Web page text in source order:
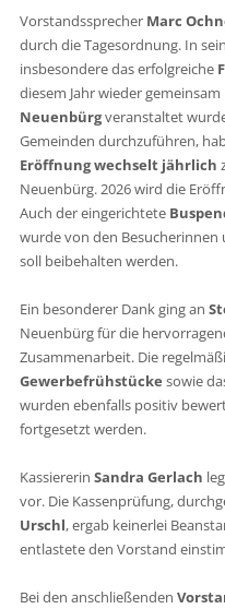
Vorstandssprecher Marc
durch die Tagesordnung. In
insbesondere das erfolgreiche
diesem Jahr wieder
Neuenbürgveranstaltet
Gemeinden durchzuführen,
Eröffnung wechselt jährlich
Neuenbürg. 2026 wird die
Auch der eingerichtete
wurde von den
soll beibehalten werden.
Ein besonderer Dank ging an
Neuenbürg für die
Zusammenarbeit. Die
Gewerbefrühstücke sowie
wurden ebenfalls positiv
fortgesetzt werden.
Kassiererin Sandra Gerlach
vor. Die Kassenprüfung,
Urschl, ergab keinerlei
entlastete den Vorstand
Bei den anschließenden